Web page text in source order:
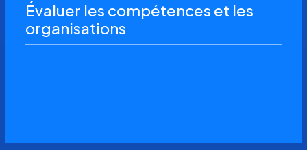
Évaluer les compétences et les
organisations